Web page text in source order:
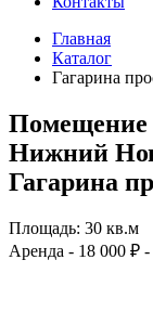
Главная
Каталог
Гагарина
Помещение
Нижний
Гагарина
Площадь: 30 кв.м
Аренда - 18 000 ₽ -